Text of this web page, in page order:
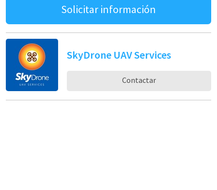
Solicitar información
SkyDrone UAV Services
Contactar